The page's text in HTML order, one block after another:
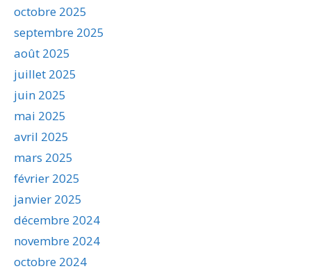
octobre 2025
septembre 2025
août 2025
juillet 2025
juin 2025
mai 2025
avril 2025
mars 2025
février 2025
janvier 2025
décembre 2024
novembre 2024
octobre 2024